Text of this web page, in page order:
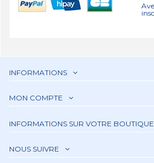
INFORMATIONS
MON COMPTE
INFORMATIONS SUR VOTRE BOUTIQUE
NOUS SUIVRE